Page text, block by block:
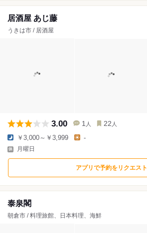
居酒屋 あじ藤
うきは市 / 居酒屋
3.00 1 人 22 人
￥3,000～￥3,999 -
月曜日
アプリで予約をリクエスト
泰泉閣
朝倉市 / 料理旅館、日本料理、海鮮